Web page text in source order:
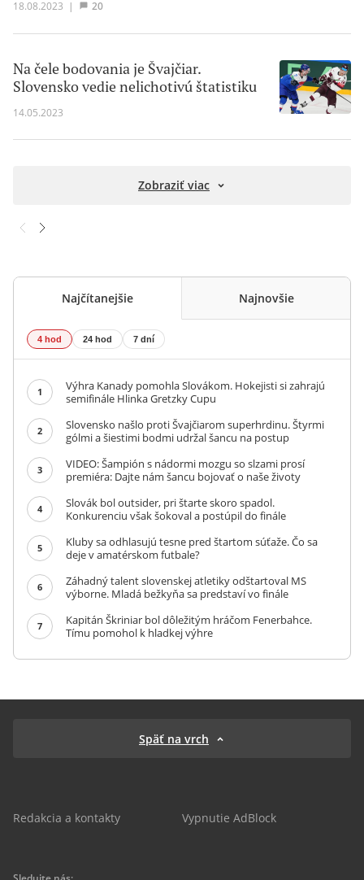
18.08.2023 | 20
Na čele bodovania je Švajčiar.
Slovensko vedie nelichotivú štatistiku
14.05.2023
Zobraziť viac
Najčítanejšie Najnovšie
4 hod 24 hod 7 dní
1
Výhra Kanady pomohla Slovákom. Hokejisti si zahrajú
semifinále Hlinka Gretzky Cupu
2
Slovensko našlo proti Švajčiarom superhrdinu. Štyrmi
gólmi a šiestimi bodmi udržal šancu na postup
3
VIDEO: Šampión s nádormi mozgu so slzami prosí
premiéra: Dajte nám šancu bojovať o naše životy
4
Slovák bol outsider, pri štarte skoro spadol.
Konkurenciu však šokoval a postúpil do finále
5
Kluby sa odhlasujú tesne pred štartom súťaže. Čo sa
deje v amatérskom futbale?
6
Záhadný talent slovenskej atletiky odštartoval MS
výborne. Mladá bežkyňa sa predstaví vo finále
7
Kapitán Škriniar bol dôležitým hráčom Fenerbahce.
Tímu pomohol k hladkej výhre
Späť na vrch
Redakcia a kontakty Vypnutie AdBlock